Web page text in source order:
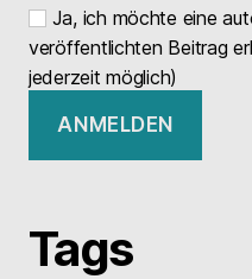
Ja, ich möchte eine
veröffentlichten Beitrag
jederzeit möglich)
Tags